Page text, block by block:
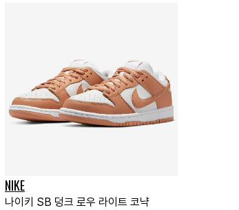
NIKE
나이키 SB 덩크 로우 라이트 코냑